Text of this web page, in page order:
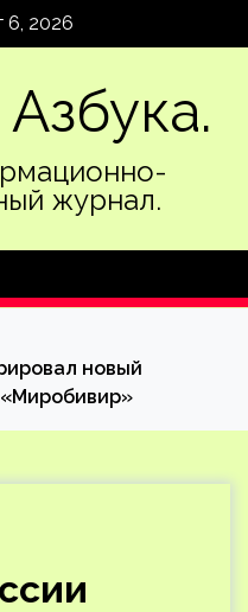
6, 2026
журнал.
новый